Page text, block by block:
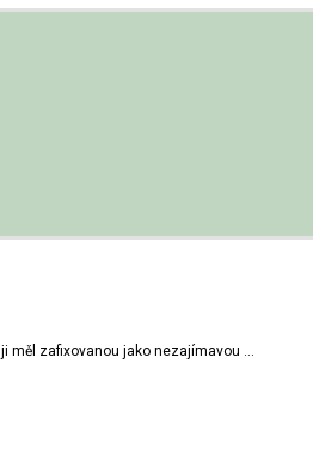
měl zafixovanou jako nezajímavou …